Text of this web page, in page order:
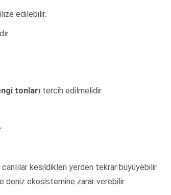
edilebilir.
tonları tercih edilmelidir.
kesildikleri yerden tekrar büyüyebilir.
deniz ekosistemine zarar verebilir.